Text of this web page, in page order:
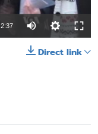
2:37
Direct link